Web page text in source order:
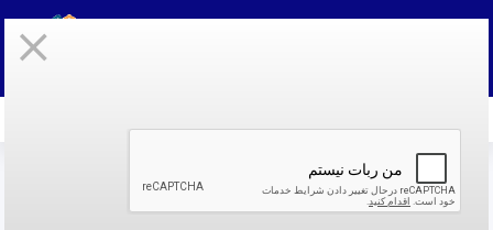
صندوق فروش | صندوق مکانیزه تکنما | نرم افزار صندوق فروشگاهی | پوز اسکیل